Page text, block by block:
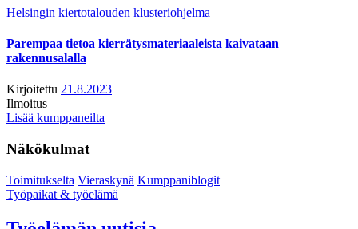
Helsingin kiertotalouden klusteriohjelma
Parempaa tietoa kierrätysmateriaaleista kaivataan
rakennusalalla
Kirjoitettu 21.8.2023
Ilmoitus
Lisää kumppaneilta
Näkökulmat
Toimitukselta Vieraskynä Kumppaniblogit
Työpaikat & työelämä